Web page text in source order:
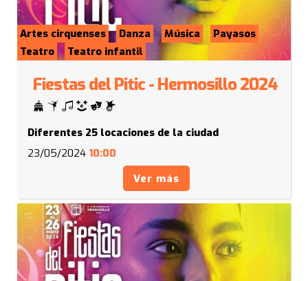
Artes cirquenses Danza Música
Payasos
Teatro
Teatro infantil
Fiestas del Pitic - Hermosillo 2024
Diferentes 25 locaciones de la ciudad
23/05/2024 10:00
Ver más